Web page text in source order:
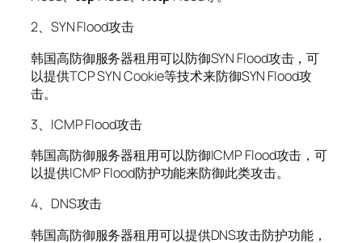
2、SYN Flood攻击
韩国高防御服务器租用可以防御SYN Flood攻击，可
以提供TCP SYN Cookie等技术来防御SYN Flood攻
击。
3、ICMP Flood攻击
韩国高防御服务器租用可以防御ICMP Flood攻击，可
以提供ICMP Flood防护功能来防御此类攻击。
4、DNS攻击
韩国高防御服务器租用可以提供DNS攻击防护功能，